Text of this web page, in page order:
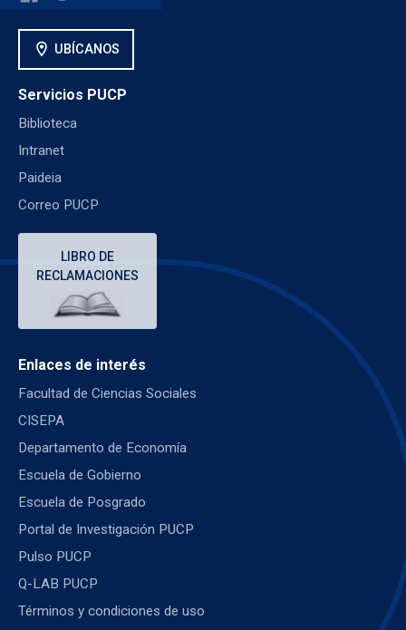
location_on UBÍCANOS
Servicios PUCP
Biblioteca
Intranet
Paideia
Correo PUCP
LIBRO DE
RECLAMACIONES
Enlaces de interés
Facultad de Ciencias Sociales
CISEPA
Departamento de Economía
Escuela de Gobierno
Escuela de Posgrado
Portal de Investigación PUCP
Pulso PUCP
Q-LAB PUCP
Términos y condiciones de uso